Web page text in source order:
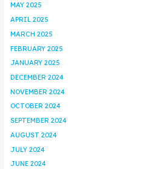
MAY 2025
APRIL 2025
MARCH 2025
FEBRUARY 2025
JANUARY 2025
DECEMBER 2024
NOVEMBER 2024
OCTOBER 2024
SEPTEMBER 2024
AUGUST 2024
JULY 2024
JUNE 2024